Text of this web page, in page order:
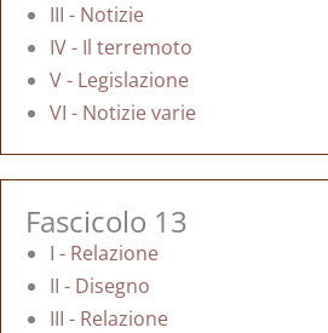
III - Notizie
IV - Il terremoto
V - Legislazione
VI - Notizie varie
Fascicolo 13
I - Relazione
II - Disegno
III - Relazione